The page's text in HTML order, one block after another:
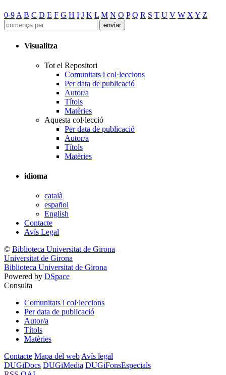
0-9 A B C D E F G H I J K L M N O P Q R S T U V W X Y Z
Visualitza
Tot el Repositori
Comunitats i col·leccions
Per data de publicació
Autor/a
Títols
Matèries
Aquesta col·lecció
Per data de publicació
Autor/a
Títols
Matèries
idioma
català
español
English
Contacte
Avís Legal
© Biblioteca Universitat de Girona
Universitat de Girona
Biblioteca Universitat de Girona
Powered by DSpace
Consulta
Comunitats i col·leccions
Per data de publicació
Autor/a
Títols
Matèries
Contacte Mapa del webAvís legal
DUGiDocs DUGiMedia DUGiFonsEspecials